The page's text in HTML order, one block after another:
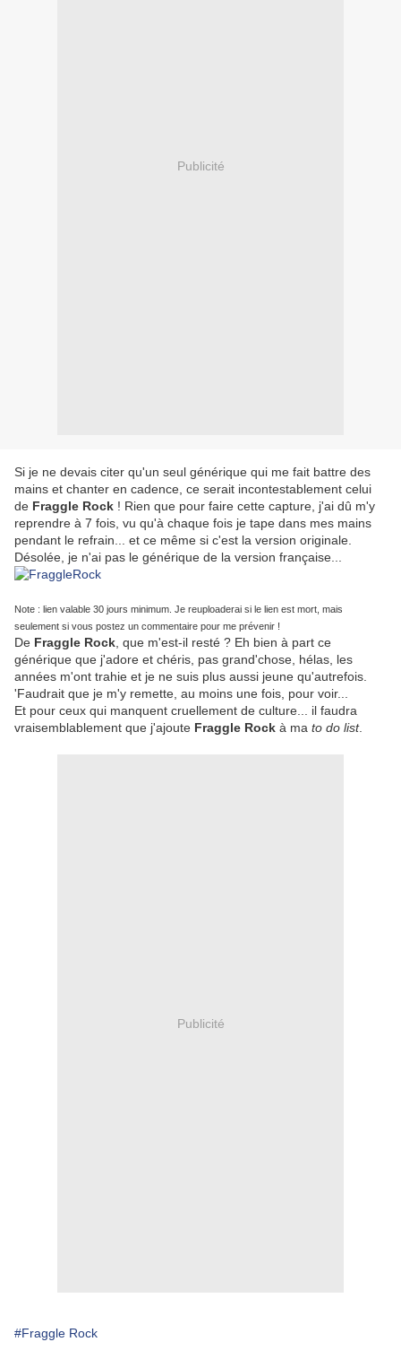
Publicité
Si je ne devais citer qu'un seul générique qui me fait battre des
mains et chanter en cadence, ce serait incontestablement celui
de Fraggle Rock ! Rien que pour faire cette capture, j'ai dû m'y
reprendre à 7 fois, vu qu'à chaque fois je tape dans mes mains
pendant le refrain... et ce même si c'est la version originale.
Désolée, je n'ai pas le générique de la version française...
Note : lien valable 30 jours minimum. Je reuploaderai si le lien est mort, mais
seulement si vous postez un commentaire pour me prévenir !
De Fraggle Rock , que m'est-il resté ? Eh bien à part ce
générique que j'adore et chéris, pas grand'chose, hélas, les
années m'ont trahie et je ne suis plus aussi jeune qu'autrefois.
'Faudrait que je m'y remette, au moins une fois, pour voir...
Et pour ceux qui manquent cruellement de culture... il faudra
vraisemblablement que j'ajoute Fraggle Rock à ma to do list.
Publicité
#Fraggle Rock